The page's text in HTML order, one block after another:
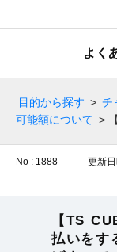
よく
目的から探す > チ
可能額について >
No : 1888 更新
【TS
払いをす